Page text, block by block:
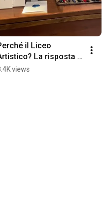
il Liceo
La risposta di
Sanzo
views